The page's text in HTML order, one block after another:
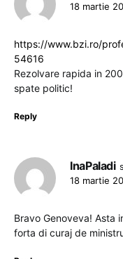
18 martie
https://www.bzi.ro/
54616
Rezolvare rapida in
spate politic!
Reply
InaPaladi
18 martie
Bravo Genoveva! Asta
forta di curaj de